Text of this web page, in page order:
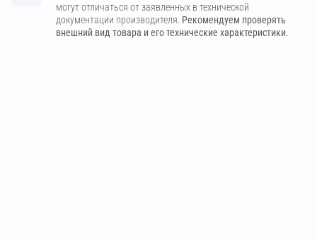
могут отличаться от заявленных в технической
документации производителя. Рекомендуем проверять
внешний вид товара и его технические характеристики.